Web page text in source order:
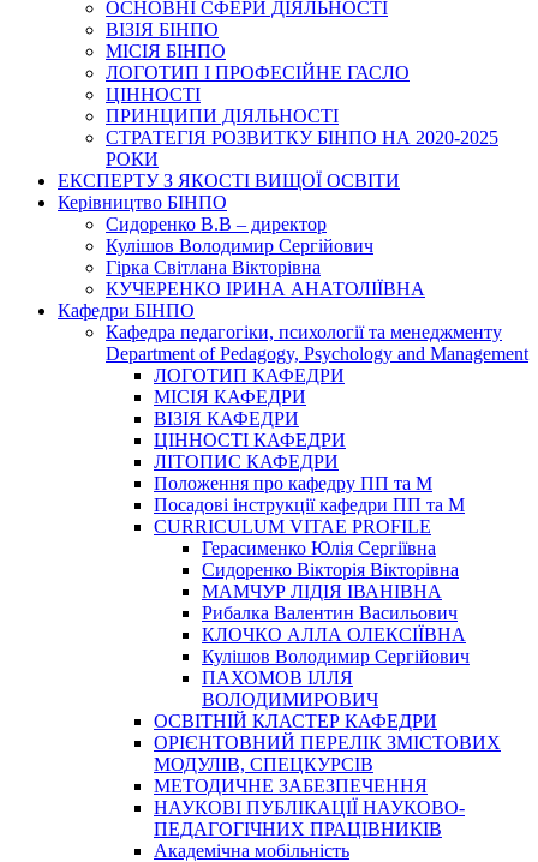
ОСНОВНІ СФЕРИ ДІЯЛЬНОСТІ
ВІЗІЯ БІНПО
МІСІЯ БІНПО
ЛОГОТИП І ПРОФЕСІЙНЕ ГАСЛО
ЦІННОСТІ
ПРИНЦИПИ ДІЯЛЬНОСТІ
СТРАТЕГІЯ РОЗВИТКУ БІНПО НА 2020-2025
РОКИ
ЕКСПЕРТУ З ЯКОСТІ ВИЩОЇ ОСВІТИ
Керівництво БІНПО
Сидоренко В.В – директор
Кулішов Володимир Сергійович
Гірка Світлана Вікторівна
КУЧЕРЕНКО ІРИНА АНАТОЛІЇВНА
Кафедри БІНПО
Кафедра педагогіки, психології та менеджменту
Department of Pedagogy, Psychology and Management
ЛОГОТИП КАФЕДРИ
МІСІЯ КАФЕДРИ
ВІЗІЯ КАФЕДРИ
ЦІННОСТІ КАФЕДРИ
ЛІТОПИС КАФЕДРИ
Положення про кафедру ПП та М
Посадові інструкції кафедри ПП та М
CURRICULUM VITAE PROFILE
Герасименко Юлія Сергіївна
Сидоренко Вікторія Вікторівна
МАМЧУР ЛІДІЯ ІВАНІВНА
Рибалка Валентин Васильович
КЛОЧКО АЛЛА ОЛЕКСІЇВНА
Кулішов Володимир Сергійович
ПАХОМОВ ІЛЛЯ
ВОЛОДИМИРОВИЧ
ОСВІТНІЙ КЛАСТЕР КАФЕДРИ
ОРІЄНТОВНИЙ ПЕРЕЛІК ЗМІСТОВИХ
МОДУЛІВ, СПЕЦКУРСІВ
МЕТОДИЧНЕ ЗАБЕЗПЕЧЕННЯ
НАУКОВІ ПУБЛІКАЦІЇ НАУКОВО-
ПЕДАГОГІЧНИХ ПРАЦІВНИКІВ
Академічна мобільність